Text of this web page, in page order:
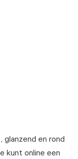
glanzend en rond
kunt online een